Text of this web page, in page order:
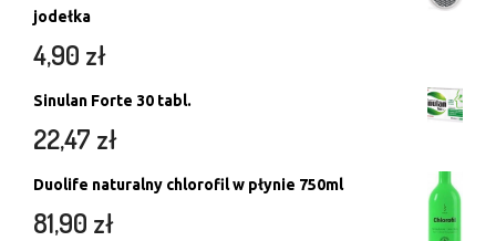
jodełka
4,90 zł
Sinulan Forte 30 tabl.
22,47 zł
Duolife naturalny chlorofil w płynie 750ml
81,90 zł